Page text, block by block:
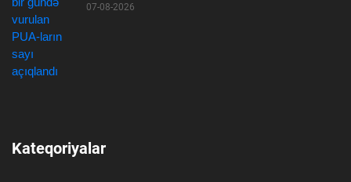
07-08-2026
Kateqoriyalar